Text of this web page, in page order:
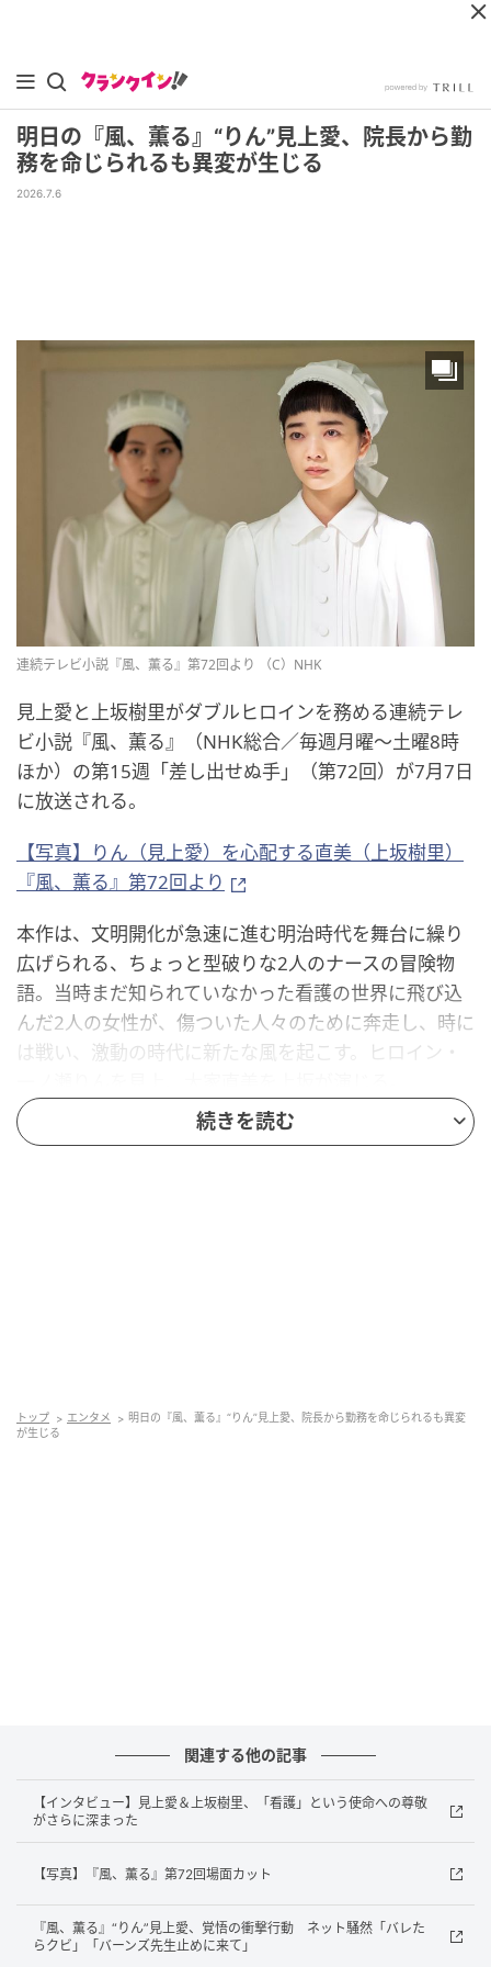
明日の『風、薫る』“りん”見上愛、院長から勤
務を命じられるも異変が生じる
2026.7.6
連続テレビ小説『風、薫る』第72回より （C）NHK
見上愛と上坂樹里がダブルヒロインを務める連続テレ
ビ小説『風、薫る』（NHK総合／毎週月曜〜土曜8時
ほか）の第15週「差し出せぬ手」（第72回）が7月7日
に放送される。
【写真】りん（見上愛）を心配する直美（上坂樹里）
『風、薫る』第72回より
本作は、文明開化が急速に進む明治時代を舞台に繰り
広げられる、ちょっと型破りな2人のナースの冒険物
語。当時まだ知られていなかった看護の世界に飛び込
んだ2人の女性が、傷ついた人々のために奔走し、時に
は戦い、激動の時代に新たな風を起こす。ヒロイン・
■第72回あらすじ
元記事で読む
続きを読む
トップ エンタメ
明日の『風、薫る』“りん”見上愛、院長から勤務を命じられるも異変
が生じる
関連する他の記事
【インタビュー】見上愛＆上坂樹里、「看護」という使命への尊敬
がさらに深まった
【写真】『風、薫る』第72回場面カット
『風、薫る』“りん”見上愛、覚悟の衝撃行動 ネット騒然「バレた
らクビ」「バーンズ先生止めに来て」